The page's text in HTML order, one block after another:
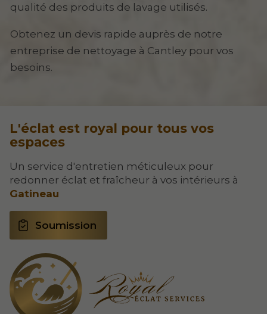
qualité des produits de lavage utilisés.
Obtenez un devis rapide auprès de notre
entreprise de nettoyage à Cantley pour vos
besoins.
L'éclat est royal pour tous vos
espaces
Un service d'entretien méticuleux pour
redonner éclat et fraîcheur à vos intérieurs à
Gatineau
Soumission